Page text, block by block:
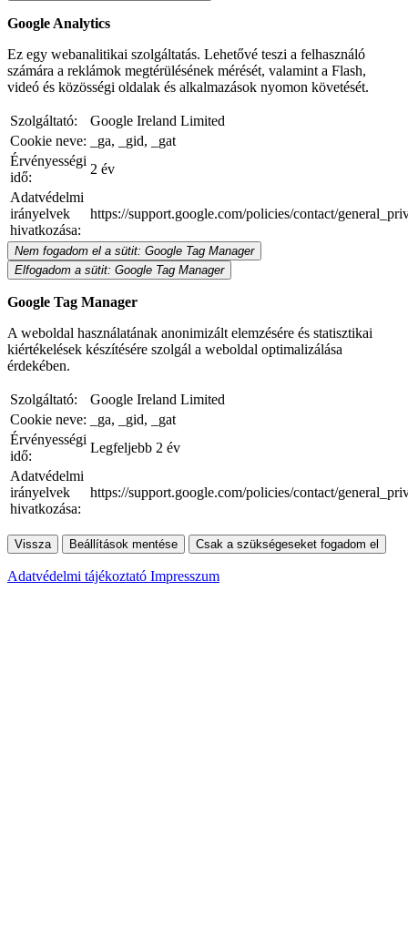
Google Analytics
Ez egy webanalitikai szolgáltatás. Lehetővé teszi a felhasználó
számára a reklámok megtérülésének mérését, valamint a Flash,
videó és közösségi oldalak és alkalmazások nyomon követését.
Szolgáltató:
Google Ireland Limited
Cookie neve:
_ga, _gid, _gat
Érvényességi
idő:
2 év
Adatvédelmi
irányelvek
hivatkozása:
https://support.google.com/policies/contact/
Nem fogadom el a sütit: Google Tag Manager
Elfogadom a sütit: Google Tag Manager
Google Tag Manager
A weboldal használatának anonimizált elemzésére és statisztikai
kiértékelések készítésére szolgál a weboldal optimalizálása
érdekében.
Szolgáltató:
Google Ireland Limited
Cookie neve:
_ga, _gid, _gat
Érvényességi
idő:
Legfeljebb 2 év
Adatvédelmi
irányelvek
hivatkozása:
https://support.google.com/policies/contact/
Vissza Beállítások mentése Csak a szükségeseket fogadom el
Adatvédelmi tájékoztató Impresszum